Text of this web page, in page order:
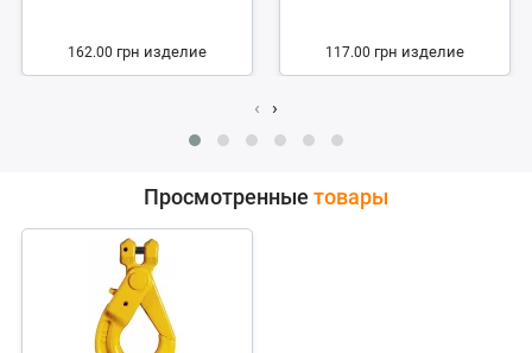
162.00 грн изделие 117.00 грн изделие
‹ ›
Просмотренные товары